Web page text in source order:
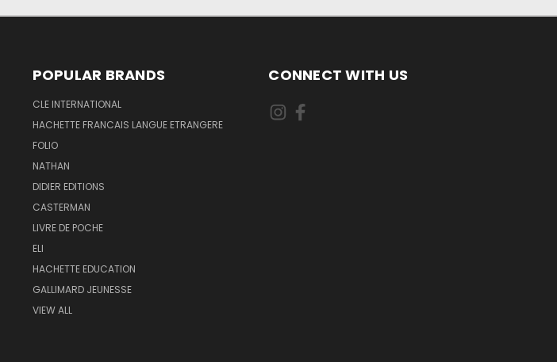
POPULAR BRANDS
CLE INTERNATIONAL
HACHETTE FRANCAIS LANGUE ETRANGERE
FOLIO
NATHAN
DIDIER EDITIONS
CASTERMAN
LIVRE DE POCHE
ELI
HACHETTE EDUCATION
GALLIMARD JEUNESSE
VIEW ALL
CONNECT WITH US